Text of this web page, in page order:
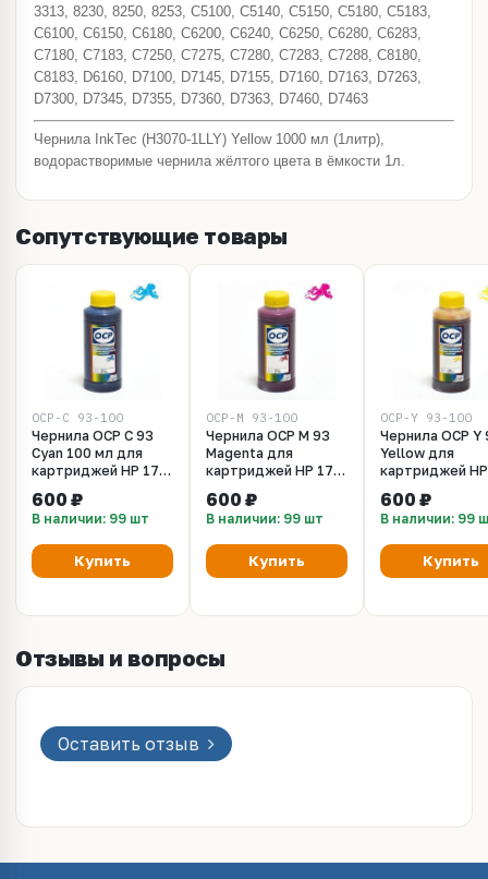
3313, 8230, 8250, 8253, C5100, C5140, C5150, C5180, C5183,
C6100, C6150, C6180, C6200, C6240, C6250, C6280, C6283,
C7180, C7183, C7250, C7275, C7280, C7283, C7288, C8180,
C8183, D6160, D7100, D7145, D7155, D7160, D7163, D7263,
D7300, D7345, D7355, D7360, D7363, D7460, D7463
Чернила InkTec (H3070-1LLY) Yellow 1000 мл (1литр),
водорастворимые чернила жёлтого цвета в ёмкости 1л.
Сопутствующие товары
OCP-C_93-100
Чернила OCP C 93
Cyan 100 мл для
картриджей HP 177,
141XL
600 ₽
В наличии: 99 шт
Купить
OCP-M_93-100
Чернила OCP M 93
Magenta для
картриджей HP 177,
141XL, 100 мл
600 ₽
В наличии: 99 шт
Купить
OCP-Y_93-100
Чернила OCP Y
Yellow для
картриджей
141XL, 100 мл
600 ₽
В наличии: 99
Купить
Отзывы и вопросы
Оставить отзыв